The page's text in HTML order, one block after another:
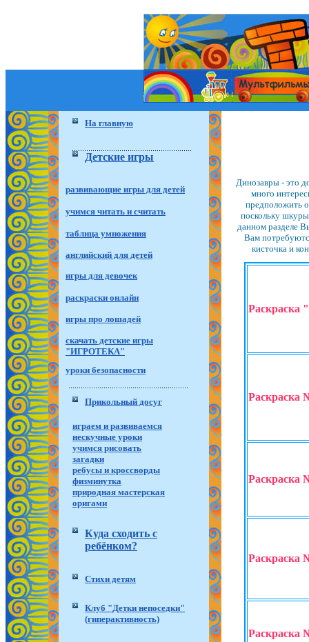
На главную
Детские игры
развивающие игры для детей
учимся читать и считать
таблица умножения
английский для детей
игры для девочек
раскраски онлайн
игры про лошадей
скачать детские игры
"ИГРОТЕКА"
уроки безопасности
Прикольный досуг
играем и развиваемся
нескучные уроки
учимся рисовать
загадки
ребусы и кроссворды
физминутка
природная мастерская
оригами
Куда сходить с
ребёнком?
Стихи детям
Клуб "Детки непоседки"
(гиперактивность)
Динозавры - это
много
предположить
поскольку
данном разделе
Вам
кисточка и
Раскраска
Раскраска
Раскраска
Раскраска
Раскраска